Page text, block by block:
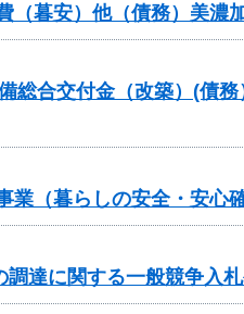
暮安）他（債務）美濃
総合交付金（改築）(
業（暮らしの安全・安
達に関する一般競争入札